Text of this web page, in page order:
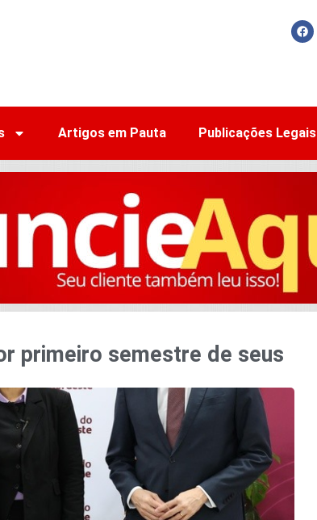
Artigos em Pauta Publicações Legais
primeiro semestre de seus